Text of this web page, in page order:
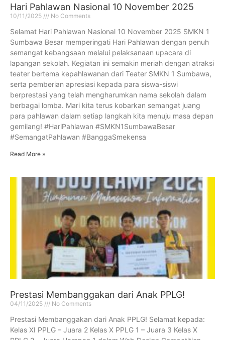
Hari Pahlawan Nasional 10 November 2025
10/11/2025 No Comments
Selamat Hari Pahlawan Nasional 10 November 2025 SMKN 1
Sumbawa Besar memperingati Hari Pahlawan dengan penuh
semangat kebangsaan melalui pelaksanaan upacara di
lapangan sekolah. Kegiatan ini semakin meriah dengan atraksi
teater bertema kepahlawanan dari Teater SMKN 1 Sumbawa,
serta pemberian apresiasi kepada para siswa-siswi
berprestasi yang telah mengharumkan nama sekolah dalam
berbagai lomba. Mari kita terus kobarkan semangat juang
para pahlawan dalam setiap langkah kita menuju masa depan
gemilang! #HariPahlawan #SMKN1SumbawaBesar
#SemangatPahlawan #BanggaSmekensa
Read More »
Prestasi Membanggakan dari Anak PPLG!
04/11/2025 No Comments
Prestasi Membanggakan dari Anak PPLG! Selamat kepada:
Kelas XI PPLG – Juara 2 Kelas X PPLG 1 – Juara 3 Kelas X